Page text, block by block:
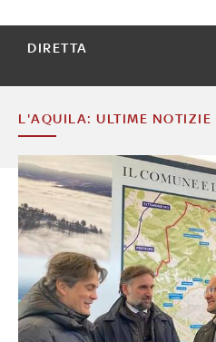
DIRETTA
L'AQUILA: ULTIME NOTIZIE